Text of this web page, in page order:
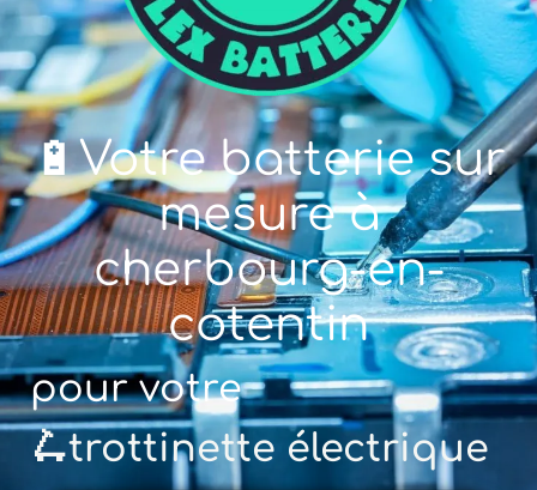
🔋Votre batterie sur
mesure à
cherbourg-en-
cotentin
pour votre🚲 v